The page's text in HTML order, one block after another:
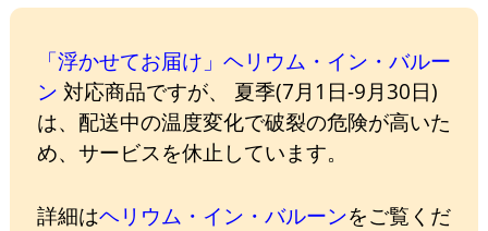
「浮かせてお届け」ヘリウム・イン・バルー
ン 対応商品ですが、 夏季(7月1日-9月30日)
は、配送中の温度変化で破裂の危険が高いた
め、サービスを休止しています。
詳細はヘリウム・イン・バルーンをご覧くだ